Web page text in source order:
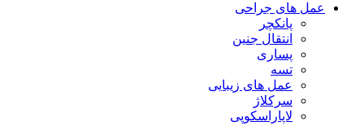
عمل های جراحی
پانکچر
انتقال جنین
پساری
تسه
عمل های زیبایی
سرکلاژ
لاپاراسکوپی